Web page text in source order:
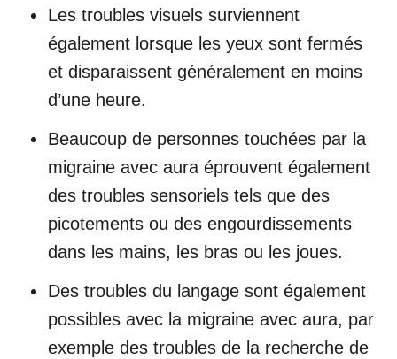
Les troubles visuels surviennent
également lorsque les yeux sont fermés
et disparaissent généralement en moins
d’une heure.
Beaucoup de personnes touchées par la
migraine avec aura éprouvent également
des troubles sensoriels tels que des
picotements ou des engourdissements
dans les mains, les bras ou les joues.
Des troubles du langage sont également
possibles avec la migraine avec aura, par
exemple des troubles de la recherche de